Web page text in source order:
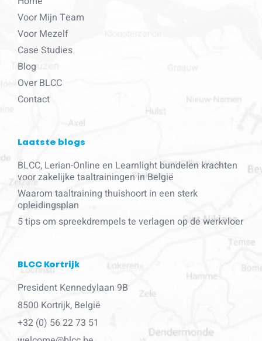
Voor Mijn Team
Voor Mezelf
Case Studies
Blog
Over BLCC
Contact
Laatste blogs
BLCC, Lerian-Online en Learnlight bundelen krachten
voor zakelijke taaltrainingen in België
Waarom taaltraining thuishoort in een sterk
opleidingsplan
5 tips om spreekdrempels te verlagen op de werkvloer
BLCC Kortrijk
President Kennedylaan 9B
8500 Kortrijk, België
+32 (0) 56 22 73 51